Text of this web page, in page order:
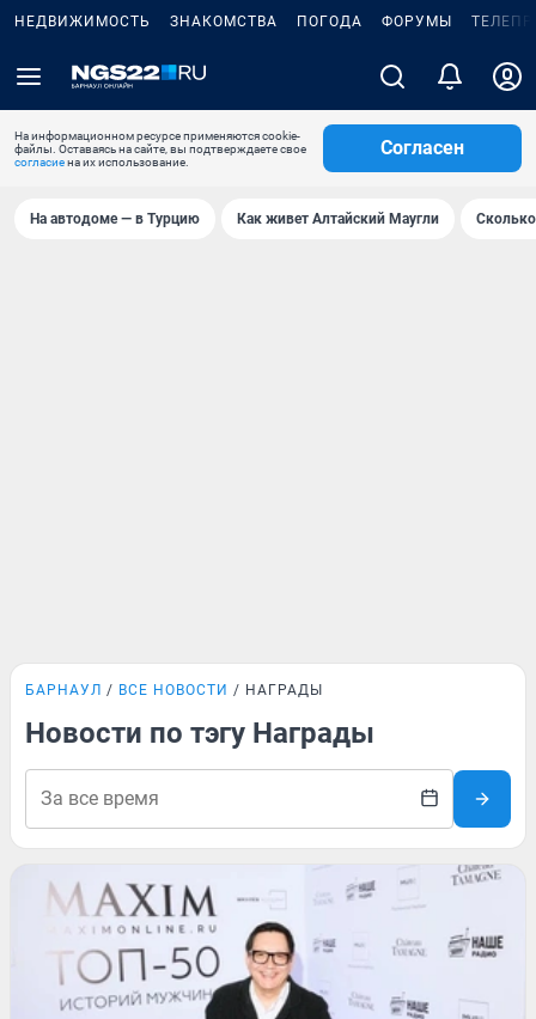
НЕДВИЖИМОСТЬ ЗНАКОМСТВА ПОГОДА ФОРУМЫ
На информационном ресурсе применяются cookie-
файлы. Оставаясь на сайте, вы подтверждаете свое
согласиена их использование.
Согласен
На автодоме — в Турцию Как живет Алтайский Маугли
БАРНАУЛ ВСЕ НОВОСТИ НАГРАДЫ
Новости по тэгу Награды